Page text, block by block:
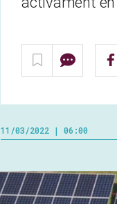
11/03/2022 | 06:00